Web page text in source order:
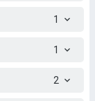
1
1
2